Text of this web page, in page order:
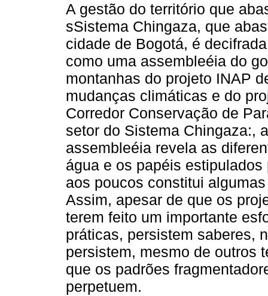
A gestão do território que
sSistema Chingaza, que
cidade de Bogotá, é
como uma assembleéia do
montanhas do projeto INAP
mudanças climáticas e do
Corredor Conservação de
setor do Sistema Chingaza:,
assembleéia revela as
água e os papéis
aos poucos constitui
Assim, apesar de que os
terem feito um importante
práticas, persistem saberes,
persistem, mesmo de outros
que os padrões
perpetuem.